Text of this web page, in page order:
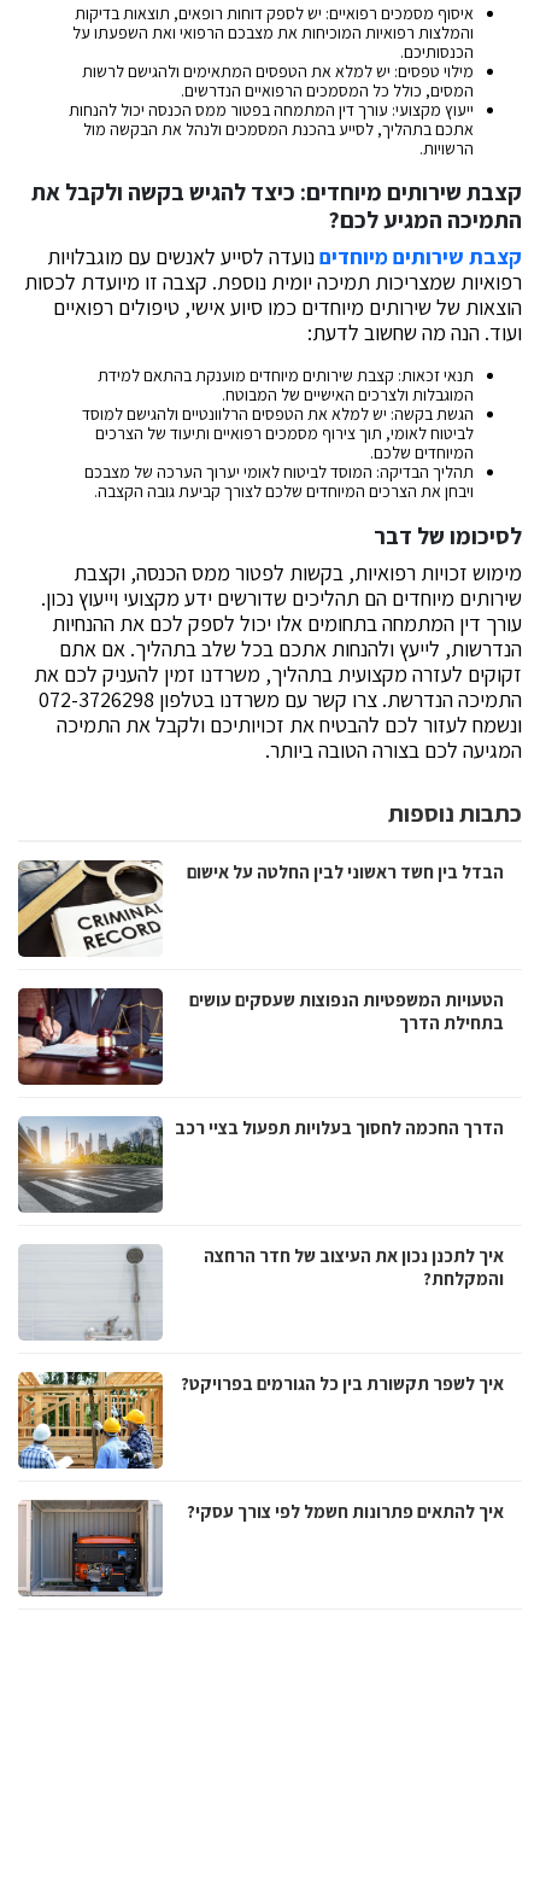
איסוף מסמכים רפואיים: יש לספק דוחות רופאים, תוצאות בדיקות
והמלצות רפואיות המוכיחות את מצבכם הרפואי ואת השפעתו על
הכנסותיכם.
מילוי טפסים: יש למלא את הטפסים המתאימים ולהגישם לרשות
המסים, כולל כל המסמכים הרפואיים הנדרשים.
ייעוץ מקצועי: עורך דין המתמחה בפטור ממס הכנסה יכול להנחות
אתכם בתהליך, לסייע בהכנת המסמכים ולנהל את הבקשה מול
הרשויות.
קצבת שירותים מיוחדים: כיצד להגיש בקשה ולקבל את
התמיכה המגיע לכם?
קצבת שירותים מיוחדיםנועדה לסייע לאנשים עם מוגבלויות
רפואיות שמצריכות תמיכה יומית נוספת. קצבה זו מיועדת לכסות
הוצאות של שירותים מיוחדים כמו סיוע אישי, טיפולים רפואיים
ועוד. הנה מה שחשוב לדעת:
תנאי זכאות: קצבת שירותים מיוחדים מוענקת בהתאם למידת
המוגבלות ולצרכים האישיים של המבוטח.
הגשת בקשה: יש למלא את הטפסים הרלוונטיים ולהגישם למוסד
לביטוח לאומי, תוך צירוף מסמכים רפואיים ותיעוד של הצרכים
המיוחדים שלכם.
תהליך הבדיקה: המוסד לביטוח לאומי יערוך הערכה של מצבכם
ויבחן את הצרכים המיוחדים שלכם לצורך קביעת גובה הקצבה.
לסיכומו של דבר
מימוש זכויות רפואיות, בקשות לפטור ממס הכנסה, וקצבת
שירותים מיוחדים הם תהליכים שדורשים ידע מקצועי וייעוץ נכון.
עורך דין המתמחה בתחומים אלו יכול לספק לכם את ההנחיות
הנדרשות, לייעץ ולהנחות אתכם בכל שלב בתהליך. אם אתם
זקוקים לעזרה מקצועית בתהליך, משרדנו זמין להעניק לכם את
התמיכה הנדרשת. צרו קשר עם משרדנו בטלפון 072-3726298
ונשמח לעזור לכם להבטיח את זכויותיכם ולקבל את התמיכה
המגיעה לכם בצורה הטובה ביותר.
כתבות נוספות
הבדל בין חשד ראשוני לבין החלטה על אישום
הטעויות המשפטיות הנפוצות שעסקים עושים
בתחילת הדרך
הדרך החכמה לחסוך בעלויות תפעול בציי רכב
איך לתכנן נכון את העיצוב של חדר הרחצה
והמקלחת?
איך לשפר תקשורת בין כל הגורמים בפרויקט?
איך להתאים פתרונות חשמל לפי צורך עסקי?